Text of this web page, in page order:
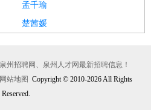
孟千瑜
楚茜媛
州招聘网、泉州人才网最新招聘信息！
网站地图 Copyright © 2010-2026 All Rights
Reserved.